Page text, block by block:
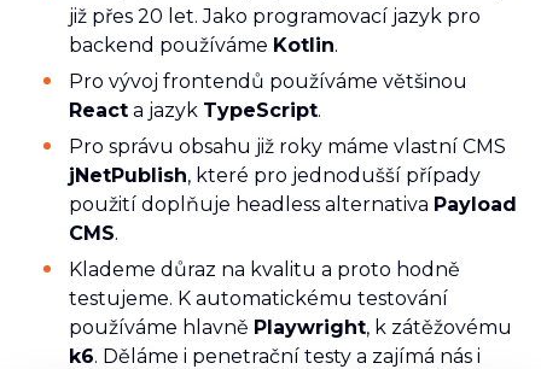
již přes 20 let. Jako programovací jazyk pro
backend používáme Kotlin.
Pro vývoj frontendů používáme většinou
React a jazyk TypeScript.
Pro správu obsahu již roky máme vlastní CMS
jNetPublish, které pro jednodušší případy
použití doplňuje headless alternativa Payload
CMS.
Klademe důraz na kvalitu a proto hodně
testujeme. K automatickému testování
používáme hlavně Playwright, k zátěžovému
k6. Děláme i penetrační testy a zajímá nás i